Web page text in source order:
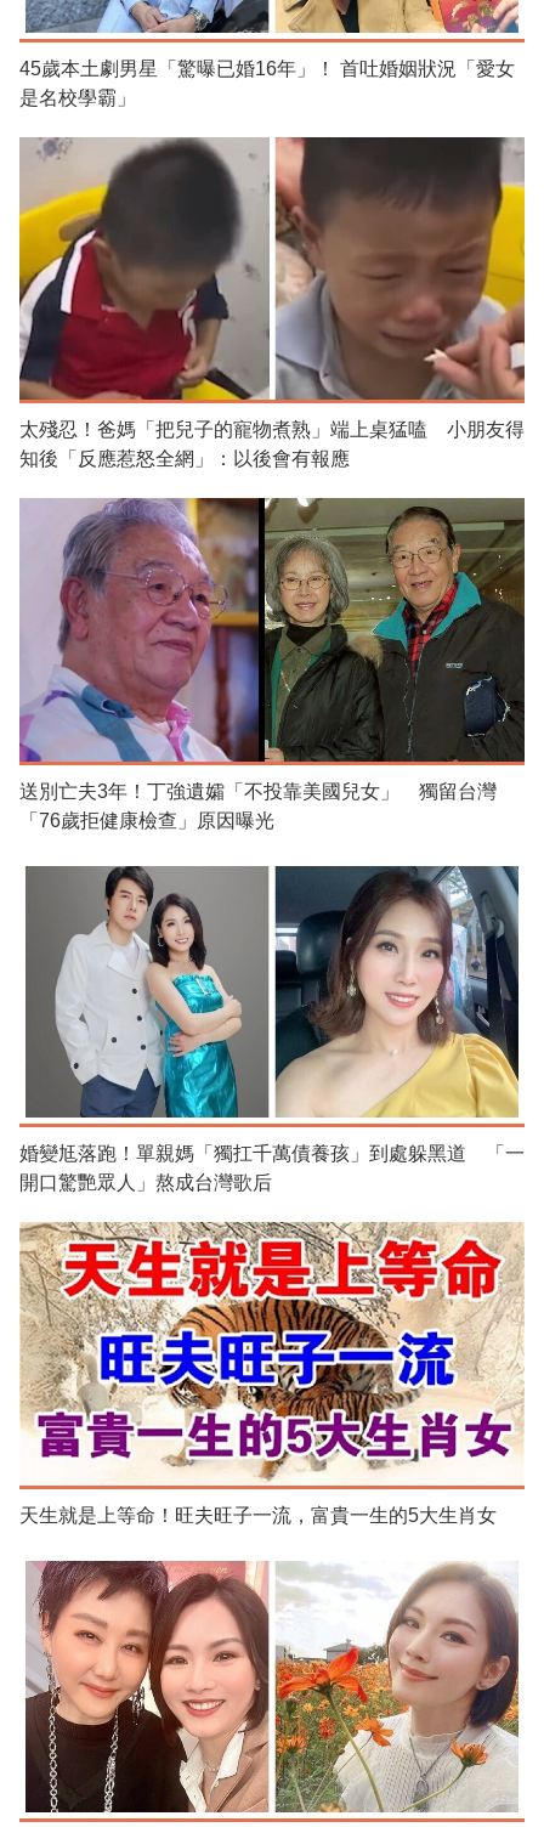
45歲本土劇男星「驚曝已婚16年」！ 首吐婚姻狀況「愛女
是名校學霸」
太殘忍！爸媽「把兒子的寵物煮熟」端上桌猛嗑 小朋友得
知後「反應惹怒全網」：以後會有報應
送別亡夫3年！丁強遺孀「不投靠美國兒女」 獨留台灣
「76歲拒健康檢查」原因曝光
婚變尪落跑！單親媽「獨扛千萬債養孩」到處躲黑道 「一
開口驚艷眾人」熬成台灣歌后
天生就是上等命！旺夫旺子一流，富貴一生的5大生肖女